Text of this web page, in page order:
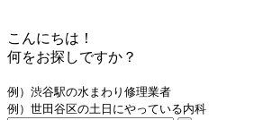
こんにちは！
何をお探しですか？
例）渋谷駅の水まわり修理業者
例）世田谷区の土日にやっている内科